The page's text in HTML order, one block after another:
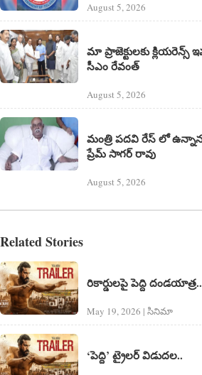
August 5, 2026
మా ప్రాజెక్టులకు క్లియరెన్స్
సీఎం రేవంత్
August 5, 2026
మంత్రి పదవి రేస్ లో
ప్రేమ్ సాగర్ రావు
August 5, 2026
Related Stories
రికార్డులపై పెద్ది దండయాత్ర..
May 19, 2026 | సినిమా
‘పెద్ది’ ట్రైలర్ విడుదల..